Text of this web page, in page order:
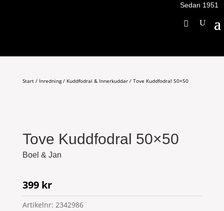
Sedan 1951
Start/ Inredning/ Kuddfodral & Innerkuddar/ Tove Kuddfodral 50×50
Tove Kuddfodral 50×50
Boel & Jan
399 kr
Artikelnr: 2342986